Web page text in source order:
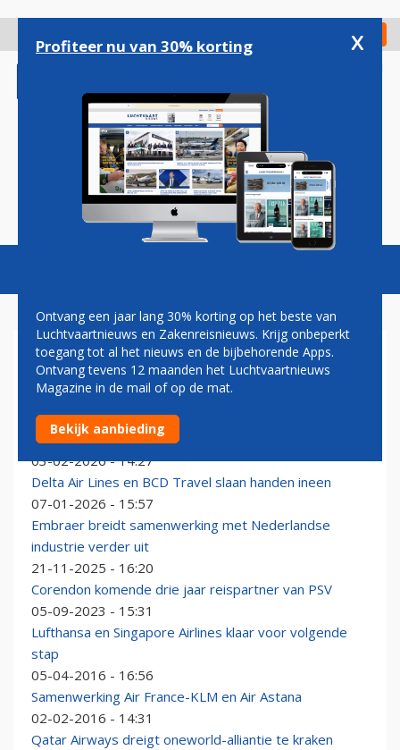
gaan
Check in
Magazine Podcasts Vacatures
SAMENWERKING
Etihad Airways gaat samenwerking aan voor Abu Dhabi
Gold Cup
03-02-2026 - 14:27
Delta Air Lines en BCD Travel slaan handen ineen
07-01-2026 - 15:57
Embraer breidt samenwerking met Nederlandse
industrie verder uit
21-11-2025 - 16:20
Corendon komende drie jaar reispartner van PSV
05-09-2023 - 15:31
Lufthansa en Singapore Airlines klaar voor volgende
stap
05-04-2016 - 16:56
Samenwerking Air France-KLM en Air Astana
02-02-2016 - 14:31
Qatar Airways dreigt oneworld-alliantie te kraken
Profiteer nu van 30% korting x
Ontvang een jaar lang 30% korting op het beste van
Luchtvaartnieuws en Zakenreisnieuws. Krijg onbeperkt
toegang tot al het nieuws en de bijbehorende Apps.
Ontvang tevens 12 maanden het Luchtvaartnieuws
Magazine in de mail of op de mat.
Bekijk aanbieding